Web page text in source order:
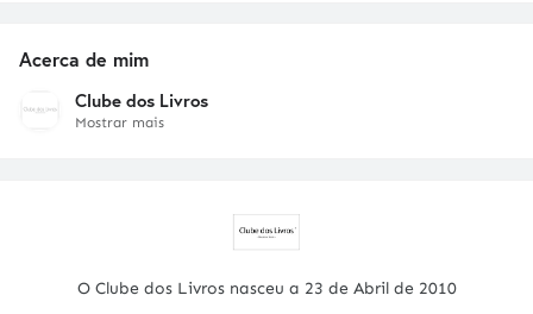
Acerca de mim
Clube dos Livros
Mostrar mais
O Clube dos Livros nasceu a 23 de Abril de 2010